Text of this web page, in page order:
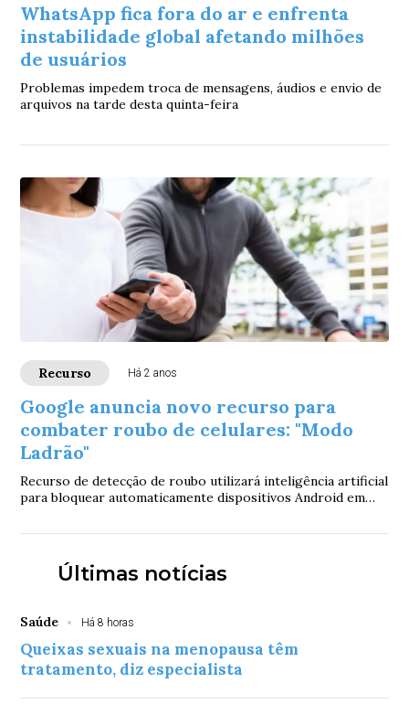
WhatsApp fica fora do ar e enfrenta
instabilidade global afetando milhões
de usuários
Problemas impedem troca de mensagens, áudios e envio de
arquivos na tarde desta quinta-feira
Recurso Há 2 anos
Google anuncia novo recurso para
combater roubo de celulares: "Modo
Ladrão"
Recurso de detecção de roubo utilizará inteligência artificial
para bloquear automaticamente dispositivos Android em
Últimas notícias
Saúde Há 8 horas
Queixas sexuais na menopausa têm
tratamento, diz especialista